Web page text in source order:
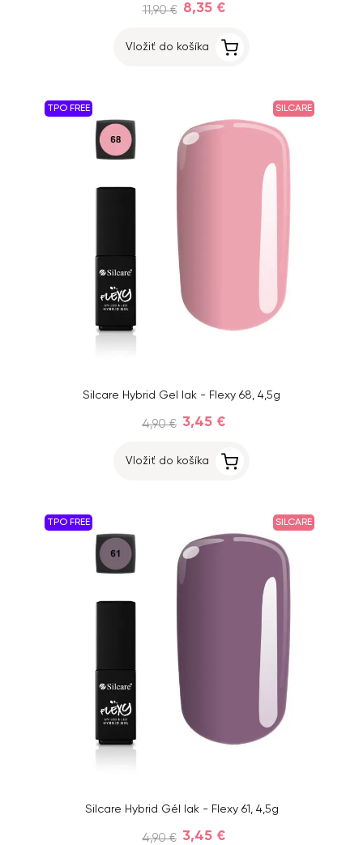
11,90 € 8,35 €
Vložiť do košíka
TPO FREE SILCARE
Silcare Hybrid Gel lak - Flexy 68, 4,5g
4,90 € 3,45 €
Vložiť do košíka
TPO FREE SILCARE
Silcare Hybrid Gél lak - Flexy 61, 4,5g
4,90 € 3,45 €